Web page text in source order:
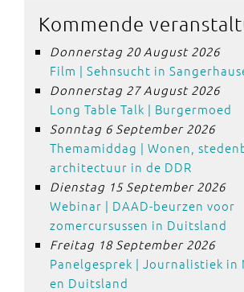
Kommende
Donnerstag 20 August 2026
Film | Sehnsucht in
Donnerstag 27 August 2026
Long Table Talk | Burgermoed
Sonntag 6 September 2026
Themamiddag | Wonen,
architectuur in de DDR
Dienstag 15 September 2026
Webinar | DAAD-beurzen voor
zomercursussen in Duitsland
Freitag 18 September 2026
Panelgesprek | Journalistiek in
en Duitsland